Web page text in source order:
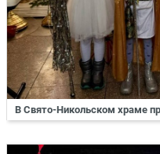
В Свято-Никольском храме